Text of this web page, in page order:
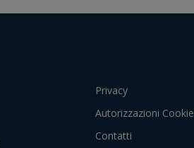
Privacy
Autorizzazioni Cookie
Contatti